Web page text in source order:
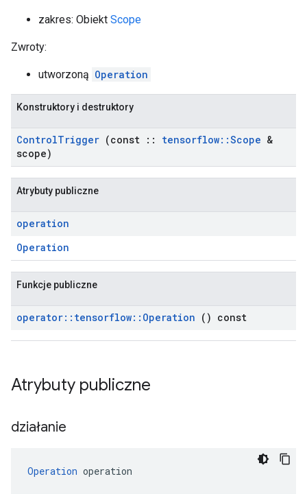
zakres: Obiekt Scope
Zwroty:
utworzoną Operation
Konstruktory i destruktory
ControlTrigger (const :: tensorflow::Scope &
scope)
Atrybuty publiczne
operation
Operation
Funkcje publiczne
operator:: tensorflow:: Operation () const
Atrybuty publiczne
działanie
Operation operation